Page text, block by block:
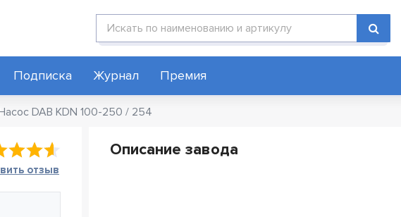
Поиск по каталогу
Подписка Журнал Премия
DAB KDN 100-250 / 254
отзыв
Описание завода